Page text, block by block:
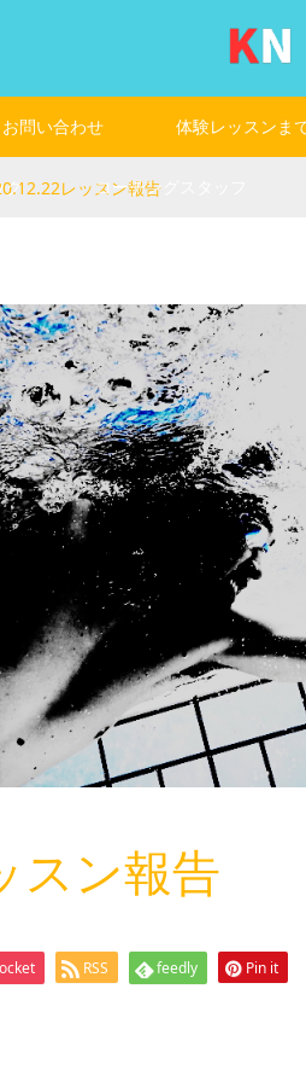
お問い合わせ 体験レッスンま
ク コーチングスタッフ
レッスン報告
スン報告
RSS feedly Pin it